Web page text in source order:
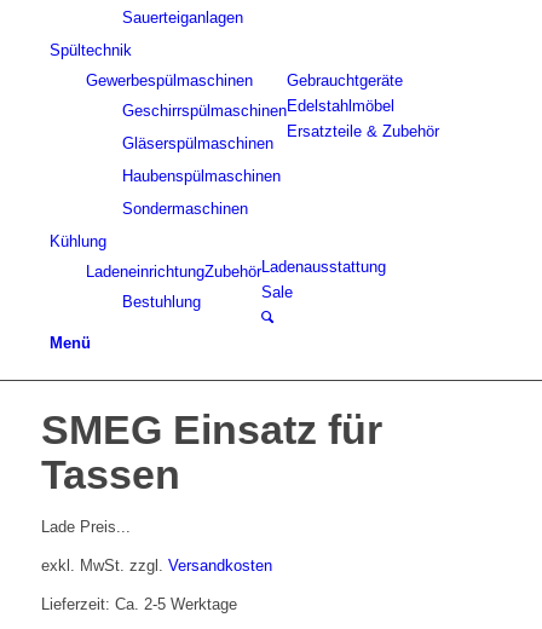
Sauerteiganlagen
Spültechnik
Gewerbespülmaschinen
Geschirrspülmaschinen
Gläserspülmaschinen
Haubenspülmaschinen
Sondermaschinen
Gebrauchtgeräte
Edelstahlmöbel
Ersatzteile & Zubehör
Kühlung
Ladenausstattung
Ladeneinrichtung
Bestuhlung
Zubehör
Sale
Menü
SMEG Einsatz für
Tassen
Lade Preis...
exkl. MwSt. zzgl. Versandkosten
Lieferzeit: Ca. 2-5 Werktage